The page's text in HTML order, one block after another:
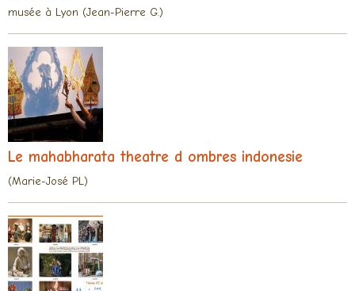
musée à Lyon (Jean-Pierre G.)
Le mahabharata theatre d ombres indonesie
(Marie-José PL)